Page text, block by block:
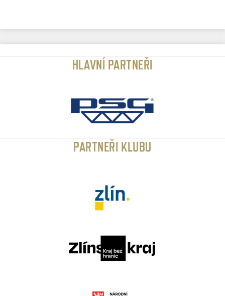
HLAVNÍ PARTNEŘI
PARTNEŘI KLUBU